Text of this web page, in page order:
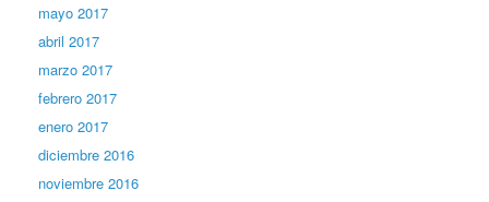
mayo 2017
abril 2017
marzo 2017
febrero 2017
enero 2017
diciembre 2016
noviembre 2016